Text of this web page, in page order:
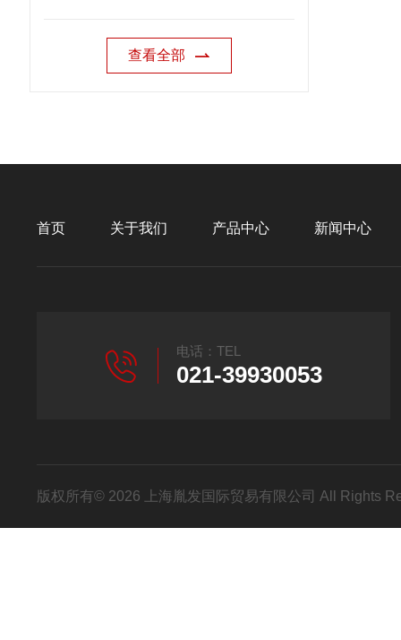
查看全部
首页 关于我们 产品中心 新闻中心
电话：TEL
021-39930053
版权所有© 2026 上海胤发国际贸易有限公司 All Rights